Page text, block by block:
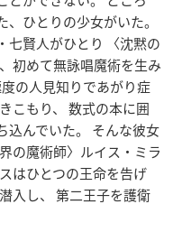
ひとりの少女がいた。
七賢人がひとり 〈沈黙の
初めて無詠唱魔術を生み
の人見知りであがり症
こもり、 数式の本に囲
込んでいた。 そんな彼女
の魔術師〉ルイス・ミラ
はひとつの王命を告げ
入し、 第二王子を護衛